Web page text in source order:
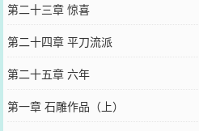
第二十三章 惊喜
第二十四章 平刀流派
第二十五章 六年
第一章 石雕作品（上）